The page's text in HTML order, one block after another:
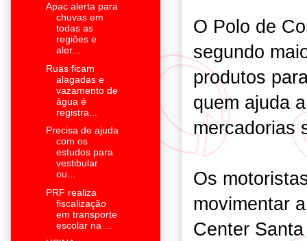
O Polo de
segundo
produtos
quem ajuda
mercadorias
Os
movimentar
Center
Apac alerta para
chuvas em
todas as
regiões e
aler...
Ruas ficam
alagadas e
vazamento de
água é
registra...
Precisa de ajuda
com os
estudos para
vestibular
ou...
PRF realiza
fiscalização
em transporte
escolar na ...